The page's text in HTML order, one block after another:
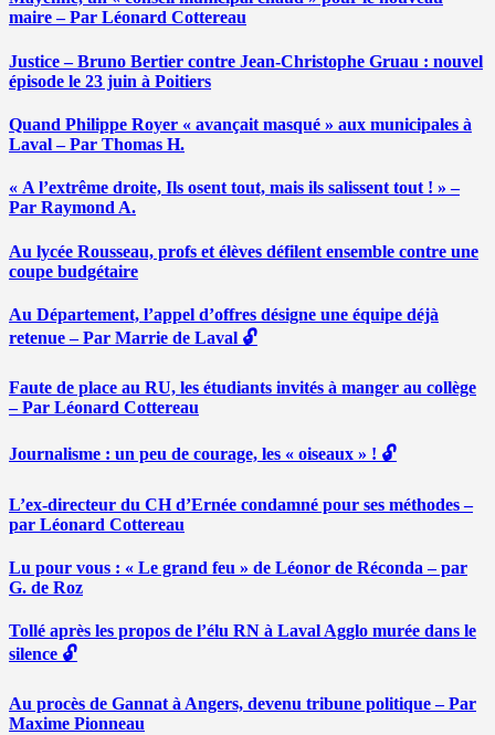
maire – Par Léonard Cottereau
Justice – Bruno Bertier contre Jean-Christophe Gruau : nouvel
épisode le 23 juin à Poitiers
Quand Philippe Royer « avançait masqué » aux municipales à
Laval – Par Thomas H.
« A l’extrême droite, Ils osent tout, mais ils salissent tout ! » –
Par Raymond A.
Au lycée Rousseau, profs et élèves défilent ensemble contre une
coupe budgétaire
Au Département, l’appel d’offres désigne une équipe déjà
retenue – Par Marrie de Laval 🔓
Faute de place au RU, les étudiants invités à manger au collège
– Par Léonard Cottereau
Journalisme : un peu de courage, les « oiseaux » ! 🔓
L’ex-directeur du CH d’Ernée condamné pour ses méthodes –
par Léonard Cottereau
Lu pour vous : « Le grand feu » de Léonor de Réconda – par
G. de Roz
Tollé après les propos de l’élu RN à Laval Agglo murée dans le
silence 🔓
Au procès de Gannat à Angers, devenu tribune politique – Par
Maxime Pionneau